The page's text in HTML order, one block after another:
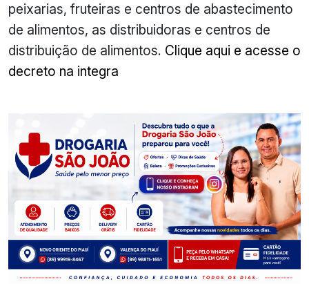
peixarias, fruteiras e centros de abastecimento
de alimentos, as distribuidoras e centros de
distribuição de alimentos. Clique aqui e acesse o
decreto na integra